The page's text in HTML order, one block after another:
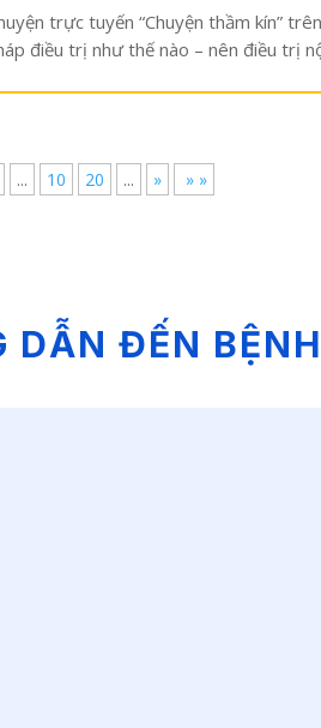
trực tuyến “Chuyện thầm kín”
điều trị như thế nào – nên điều trị
... 10 20 ... » » »
DẪN ĐẾN